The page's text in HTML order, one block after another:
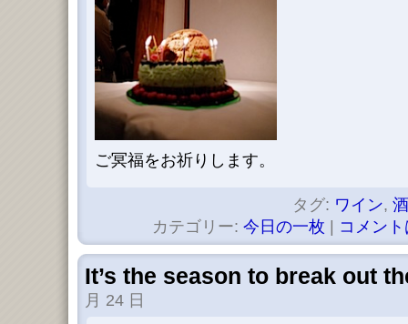
ご冥福をお祈りします。
タグ: ワイン, 酒
カテゴリー: 今日の一枚 コメン
It’s the season to break out
月 24 日